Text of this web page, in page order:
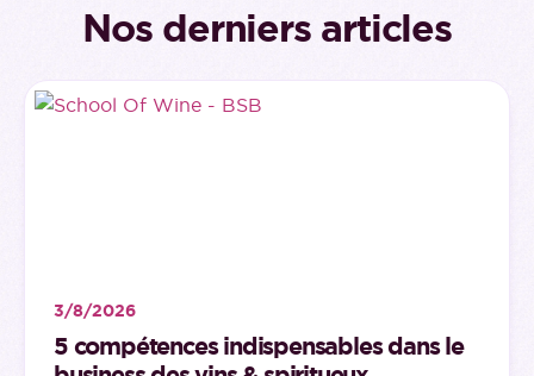
Nos derniers articles
3/8/2026
5 compétences indispensables dans le